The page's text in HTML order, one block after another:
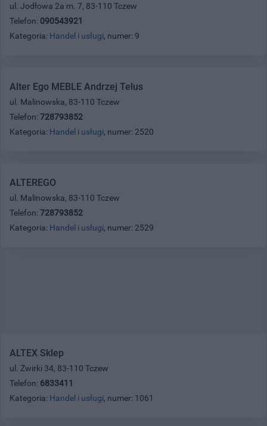
ul. Jodłowa 2a m. 7, 83-110 Tczew
Telefon: 090543921
Kategoria: Handel i usługi, numer: 9
Alter Ego MEBLE Andrzej Telus
ul. Malinowska, 83-110 Tczew
Telefon: 728793852
Kategoria: Handel i usługi, numer: 2520
ALTEREGO
ul. Malinowska, 83-110 Tczew
Telefon: 728793852
Kategoria: Handel i usługi, numer: 2529
ALTEX Sklep
ul. Żwirki 34, 83-110 Tczew
Telefon: 6833411
Kategoria: Handel i usługi, numer: 1061